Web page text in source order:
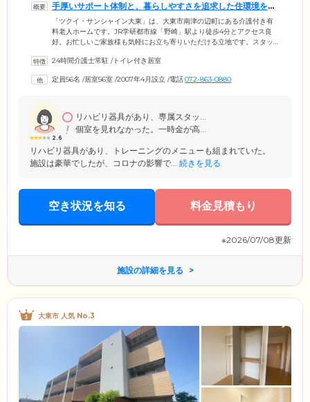
手厚いサポート体制と、暮らしやすさを追求した住環境を両
立しています
「ツクイ・サンシャイン大東」は、大東市南津の辺町にある介護付き有
料老人ホームです。JR学研都市線「野崎」駅より徒歩4分とアクセス良
好。お忙しいご家族様も気軽にお立ち寄りいただける立地です。スタッ
援、病院への付き添いなど、幅広いサポートで健やかな毎日をお守りし
移ろいを楽しめる裏庭、多様なリハビリマシンを揃えた機能訓練室な
さい。
24時間介護士常駐 /トイレ付き居室
定員56名 /居室56室 /2007年4月設立 /電話072-863-0880
2.6
リハビリ器具があり、専属スタッ...
個室を見れなかった。一時金が高...
リハビリ器具があり、トレーニングのメニューも組まれていた。
施設は豪華でしたが、コロナの影響で... 続きを見る
空き状況を知る 料金見積もり
※2026/07/08更新
施設の詳細を見る
大東市 人気 No.3